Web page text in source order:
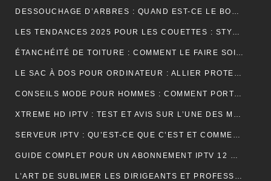
DESSOUCHAGE D’ARBRES : QUAND EST-CE LE BON MOMENT POUR LE FAIRE ?
LES TENDANCES 2025 POUR LES COUETTES : STYLES, COULEURS ET MATÉRIAUX
ÉTANCHÉITÉ DE TOITURE : COMMENT LE FAIRE SOI-MÊME
LE SAC À DOS POUR ORDINATEUR : ALLIER PROTECTION, ORGANISATION ET ÉLÉGANCE AU QUOTIDIEN
CONSEILS MODE POUR HOMMES : COMMENT PORTER UN BIJOU MÉDAILLE AVEC STYLE ?
XTREME HD IPTV : TEST ET AVIS SUR L’UNE DES MEILLEURES OFFRES DU MARCHÉ
SERVEUR IPTV : QU’EST-CE QUE C’EST ET COMMENT CHOISIR LE MEILLEUR EN 2024 ?
GUIDE COMPLET POUR UN ABONNEMENT IPTV 12 MOIS SMART TV
L’ART DE SUBLIMER LES DIRIGEANTS ET PROFESSIONNELS